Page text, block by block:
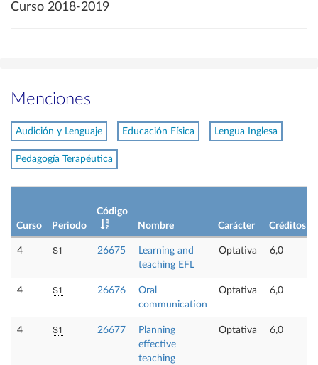
Curso 2018-2019
Menciones
Audición y Lenguaje Educación Física Lengua Inglesa
Pedagogía Terapéutica
Curso Periodo
Código
Nombre
Carácter Créditos
4 S1 26675
Learning and
teaching EFL
Optativa 6,0
4 S1 26676
Oral
communication
Optativa 6,0
4 S1 26677
Planning
effective
teaching
Optativa 6,0